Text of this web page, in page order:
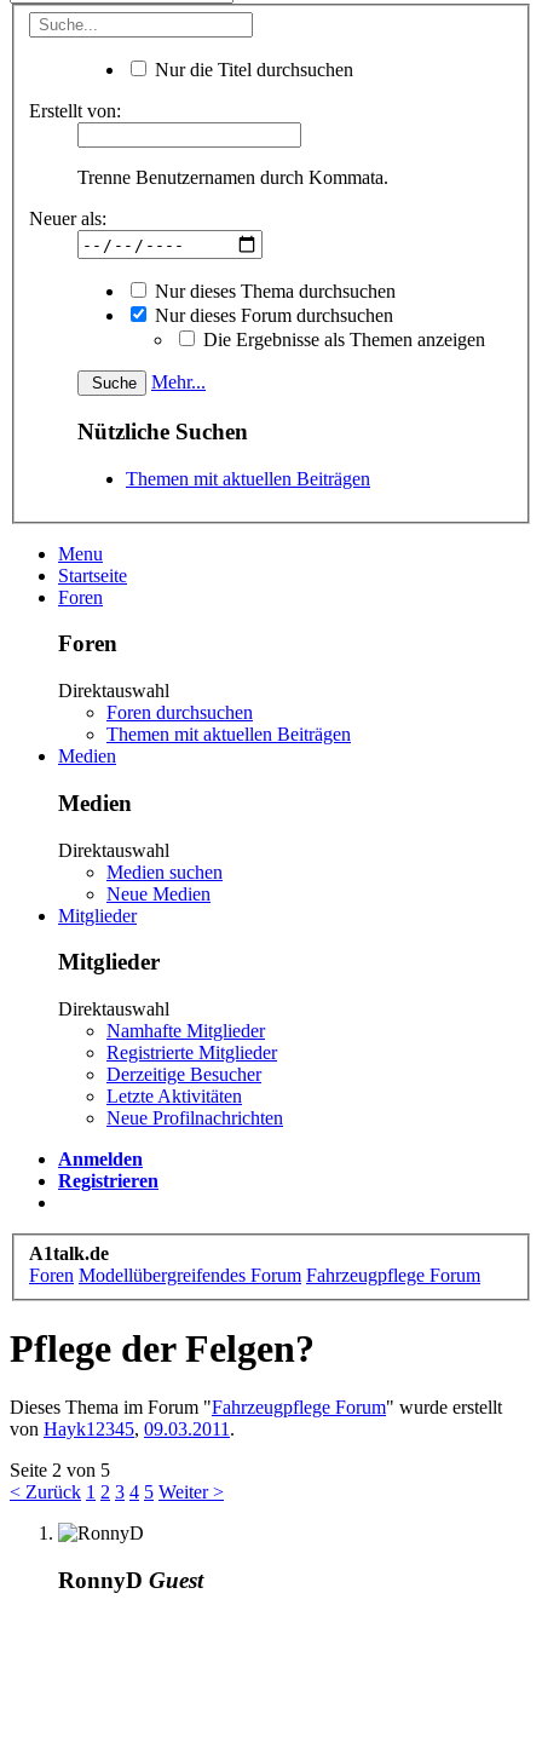
Nur die Titel durchsuchen
Erstellt von:
Trenne Benutzernamen durch Kommata.
Neuer als:
Nur dieses Thema durchsuchen
Nur dieses Forum durchsuchen
Die Ergebnisse als Themen anzeigen
Mehr...
Nützliche Suchen
Themen mit aktuellen Beiträgen
Menu
Startseite
Foren
Foren
Direktauswahl
Foren durchsuchen
Themen mit aktuellen Beiträgen
Medien
Medien
Direktauswahl
Medien suchen
Neue Medien
Mitglieder
Mitglieder
Direktauswahl
Namhafte Mitglieder
Registrierte Mitglieder
Derzeitige Besucher
Letzte Aktivitäten
Neue Profilnachrichten
Anmelden
Registrieren
A1talk.de
Foren Modellübergreifendes Forum Fahrzeugpflege Forum
Pflege der Felgen?
Dieses Thema im Forum "Fahrzeugpflege Forum" wurde erstellt
von Hayk12345, 09.03.2011.
Seite 2 von 5
< Zurück 1 2 3 4 5 Weiter >
RonnyD Guest